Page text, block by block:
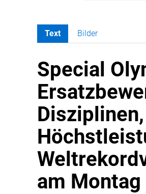
Text Bilder
Special
am Montag